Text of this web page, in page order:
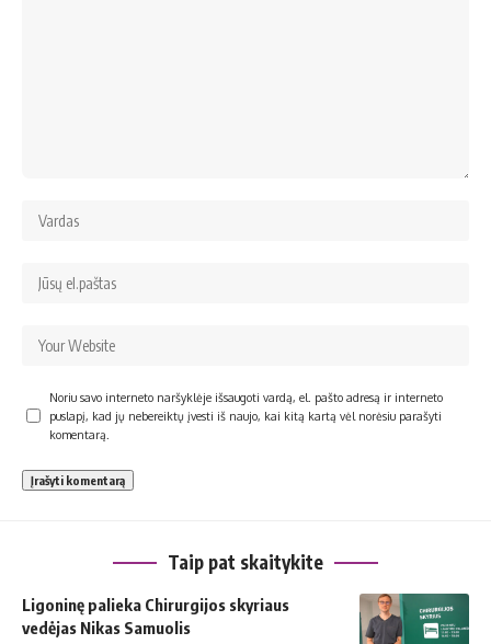
Noriu savo interneto naršyklėje išsaugoti vardą, el. pašto adresą ir interneto
puslapį, kad jų nebereiktų įvesti iš naujo, kai kitą kartą vėl norėsiu parašyti
komentarą.
Taip pat skaitykite
Ligoninę palieka Chirurgijos skyriaus
vedėjas Nikas Samuolis